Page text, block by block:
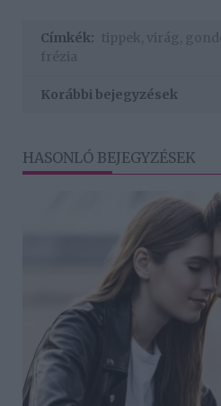
Címkék: tippek virág
frézia
Korábbi bejegyzések
HASONLÓ BEJEGYZÉSEK